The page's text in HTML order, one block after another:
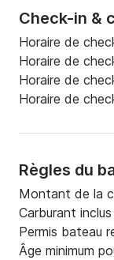
Check-in &
Horaire de
Horaire de
Horaire de
Horaire de
Règles du
Montant de la
Carburant
Permis bateau
Âge minimum